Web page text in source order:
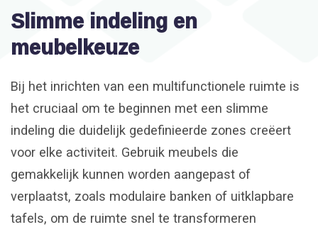
Slimme indeling en
meubelkeuze
Bij het inrichten van een multifunctionele ruimte is
het cruciaal om te beginnen met een slimme
indeling die duidelijk gedefinieerde zones creëert
voor elke activiteit. Gebruik meubels die
gemakkelijk kunnen worden aangepast of
verplaatst, zoals modulaire banken of uitklapbare
tafels, om de ruimte snel te transformeren